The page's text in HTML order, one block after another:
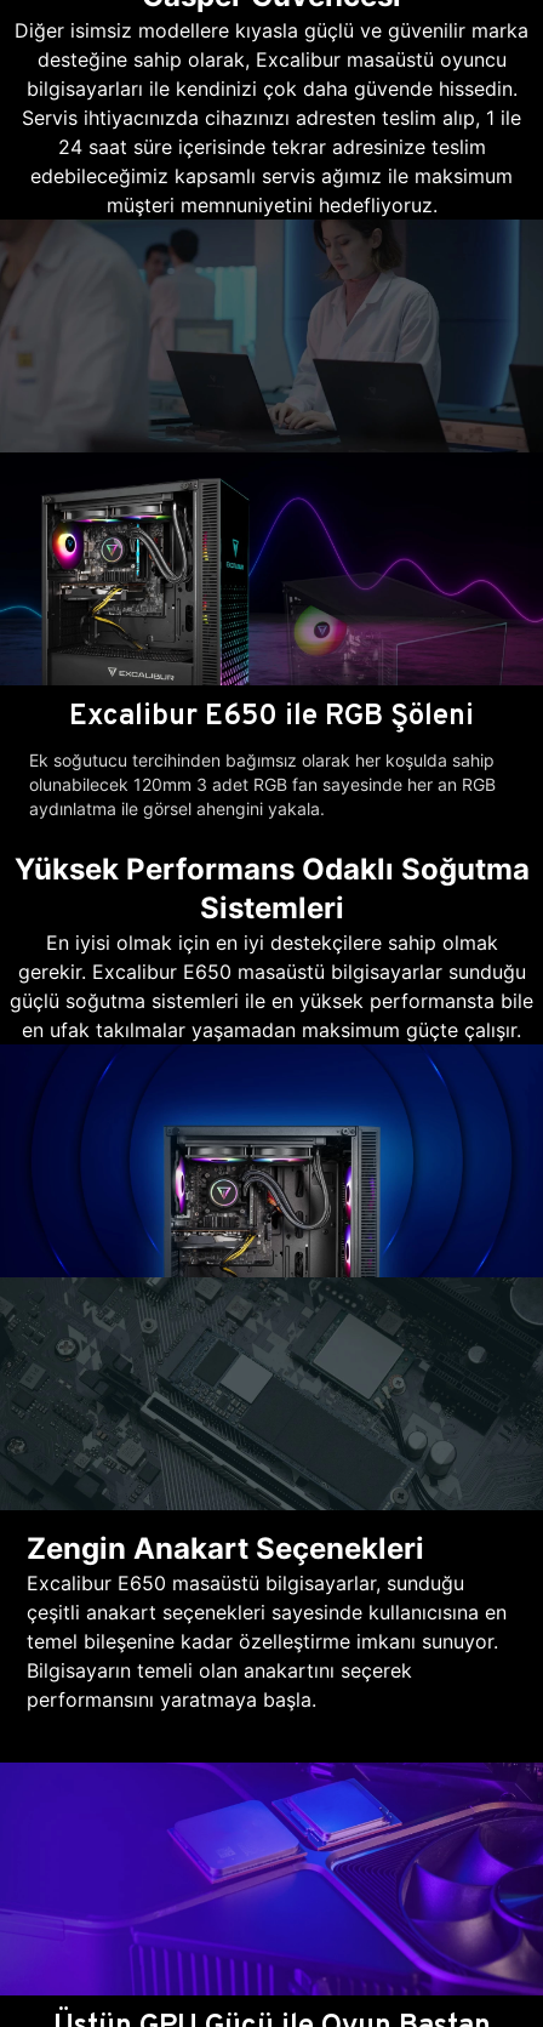
Diğer isimsiz modellere kıyasla güçlü ve güvenilir marka
desteğine sahip olarak, Excalibur masaüstü oyuncu
bilgisayarları ile kendinizi çok daha güvende hissedin.
Servis ihtiyacınızda cihazınızı adresten teslim alıp, 1 ile
24 saat süre içerisinde tekrar adresinize teslim
edebileceğimiz kapsamlı servis ağımız ile maksimum
müşteri memnuniyetini hedefliyoruz.
Excalibur E650 ile RGB Şöleni
Ek soğutucu tercihinden bağımsız olarak her koşulda sahip
olunabilecek 120mm 3 adet RGB fan sayesinde her an RGB
aydınlatma ile görsel ahengini yakala.
Yüksek Performans Odaklı Soğutma
Sistemleri
En iyisi olmak için en iyi destekçilere sahip olmak
gerekir. Excalibur E650 masaüstü bilgisayarlar sunduğu
güçlü soğutma sistemleri ile en yüksek performansta bile
en ufak takılmalar yaşamadan maksimum güçte çalışır.
Zengin Anakart Seçenekleri
Excalibur E650 masaüstü bilgisayarlar, sunduğu
çeşitli anakart seçenekleri sayesinde kullanıcısına en
temel bileşenine kadar özelleştirme imkanı sunuyor.
Bilgisayarın temeli olan anakartını seçerek
performansını yaratmaya başla.